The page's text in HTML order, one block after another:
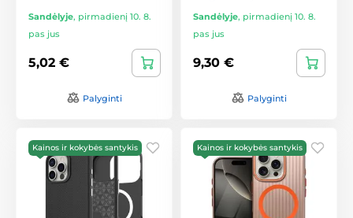
Sandėlyje, pirmadienį 10. 8.
pas jus
5,02 €
Palyginti
Sandėlyje, pirmadienį 10. 8.
pas jus
9,30 €
Palyginti
Kainos ir kokybės santykis Kainos ir kokybės santykis